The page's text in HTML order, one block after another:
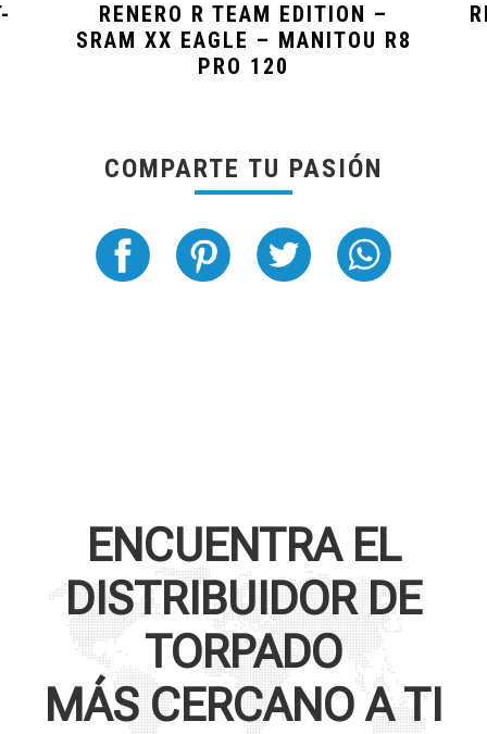
RENERO R TEAM EDITION –
SRAM XX EAGLE – MANITOU R8
PRO 120
COMPARTE TU PASIÓN
ENCUENTRA EL
DISTRIBUIDOR DE
TORPADO
MÁS CERCANO A TI